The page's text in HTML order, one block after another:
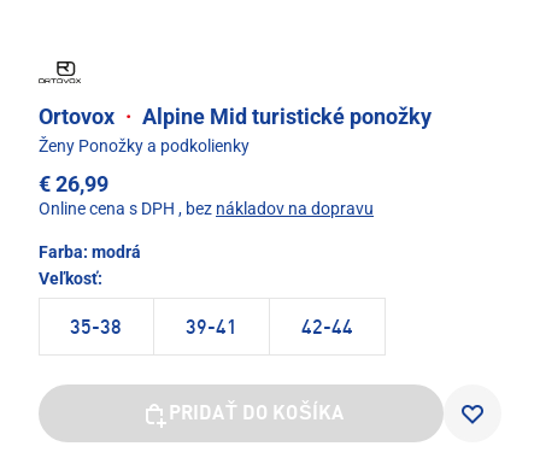
Ortovox · Alpine Mid turistické ponožky
Ženy Ponožky a podkolienky
€ 26,99
Online cena s DPH , bez nákladov na dopravu
Farba: modrá
Veľkosť:
35-38 39-41 42-44
PRIDAŤ DO KOŠÍKA